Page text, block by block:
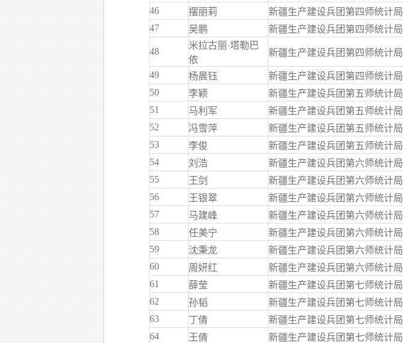
46
摆丽莉 新疆生产建设兵团第四师统计局
47
吴鹏 新疆生产建设兵团第四师统计局
48
米拉古丽·塔勒巴
依
新疆生产建设兵团第四师统计局
49 杨晨钰 新疆生产建设兵团第四师统计局
50
李颖 新疆生产建设兵团第五师统计局
51
马利军 新疆生产建设兵团第五师统计局
52
冯雪萍 新疆生产建设兵团第五师统计局
53
李俊 新疆生产建设兵团第五师统计局
54
刘浩 新疆生产建设兵团第六师统计局
55
王剑 新疆生产建设兵团第六师统计局
56
王银翠 新疆生产建设兵团第六师统计局
57
马建峰 新疆生产建设兵团第六师统计局
58
任美宁 新疆生产建设兵团第六师统计局
59
沈秉龙 新疆生产建设兵团第六师统计局
60
周妍红 新疆生产建设兵团第六师统计局
61
薛莹 新疆生产建设兵团第七师统计局
62
孙韬 新疆生产建设兵团第七师统计局
63
丁倩 新疆生产建设兵团第七师统计局
64
王倩 新疆生产建设兵团第七师统计局